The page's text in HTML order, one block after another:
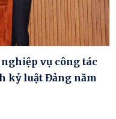
vụ công tác
kỷ luật Đảng năm